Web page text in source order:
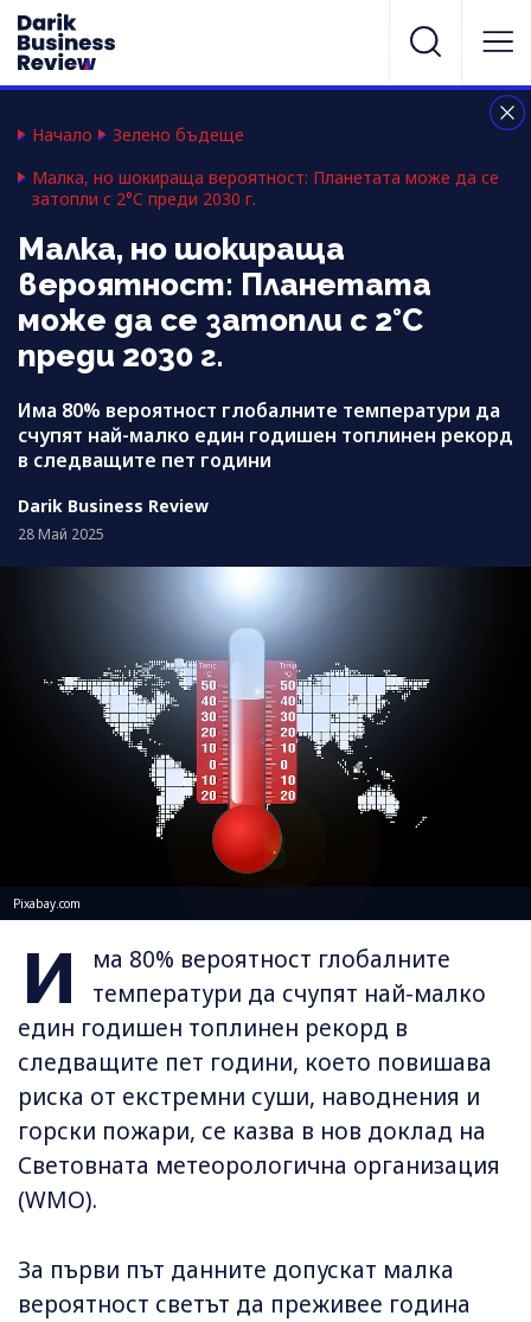
Начало
Зелено бъдеще
Малка, но шокираща вероятност: Планетата може да се
затопли с 2°C преди 2030 г.
Малка, но шокираща
вероятност: Планетата
може да се затопли с 2°C
преди 2030 г.
Има 80% вероятност глобалните температури да
счупят най-малко един годишен топлинен рекорд
в следващите пет години
Darik Business Review
28 Май 2025
Pixabay.com
И
ма 80% вероятност глобалните
температури да счупят най-малко
един годишен топлинен рекорд в
следващите пет години, което повишава
риска от екстремни суши, наводнения и
горски пожари, се казва в нов доклад на
Световната метеорологична организация
(WMO).
За първи път данните допускат малка
вероятност светът да преживее година